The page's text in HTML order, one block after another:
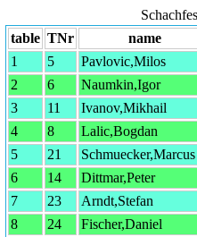
table TNr name
1
5 Pavlovic,Milos
2
6 Naumkin,Igor
3
11 Ivanov,Mikhail
4
8 Lalic,Bogdan
5
21 Schmuecker,Marcus
6
14 Dittmar,Peter
7
23 Arndt,Stefan
8
24 Fischer,Daniel